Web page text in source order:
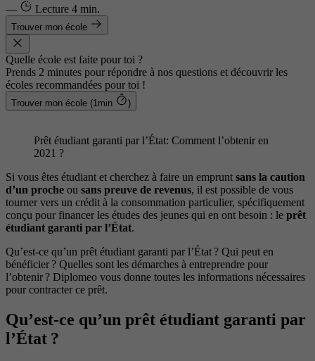
—
Lecture 4 min.
Trouver mon école
Quelle école est faite pour toi ?
Prends 2 minutes pour répondre à nos questions et découvrir les
écoles recommandées pour toi !
Trouver mon école (1min )
Prêt étudiant garanti par l’État: Comment l’obtenir en
2021 ?
Si vous êtes étudiant et cherchez à faire un emprunt sans la caution
d’un proche ou sans preuve de revenus, il est possible de vous
tourner vers un crédit à la consommation particulier, spécifiquement
conçu pour financer les études des jeunes qui en ont besoin : le prêt
étudiant garanti par l’État.
Qu’est-ce qu’un prêt étudiant garanti par l’État ? Qui peut en
bénéficier ? Quelles sont les démarches à entreprendre pour
l’obtenir ? Diplomeo vous donne toutes les informations nécessaires
pour contracter ce prêt.
Qu’est-ce qu’un prêt étudiant garanti par
l’État ?